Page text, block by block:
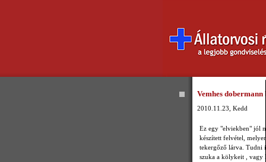
Vemhes dobermann
2010.11.23, Kedd
Ez egy "elviekben" jól
készített felvétel,
tekergőző lárva. Tudni
szuka a kölykeit , vagy